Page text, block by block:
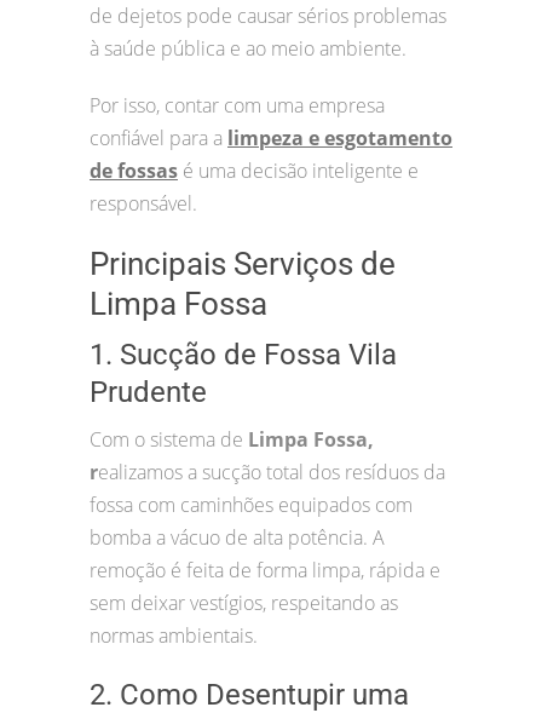
de dejetos pode causar sérios problemas
à saúde pública e ao meio ambiente.
Por isso, contar com uma empresa
confiável para a limpeza e esgotamento
de fossas é uma decisão inteligente e
responsável.
Principais Serviços de
Limpa Fossa
1. Sucção de Fossa Vila
Prudente
Com o sistema de Limpa Fossa,
realizamos a sucção total dos resíduos da
fossa com caminhões equipados com
bomba a vácuo de alta potência. A
remoção é feita de forma limpa, rápida e
sem deixar vestígios, respeitando as
normas ambientais.
2. Como Desentupir uma